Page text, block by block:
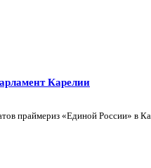
Карелии
праймериз «Единой России» в